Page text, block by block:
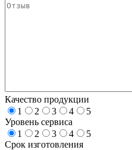
Качество продукции
1
2 3 4
5
Уровень сервиса
1
2 3 4
5
Срок изготовления